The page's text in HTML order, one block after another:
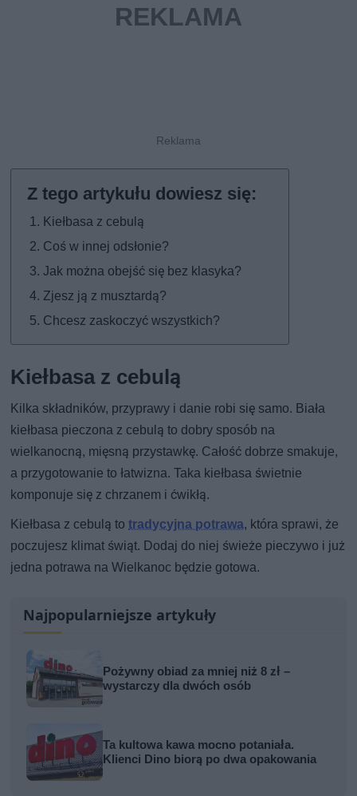
Kiełbasa z cebulą
Coś w innej odsłonie?
Jak można obejść się bez klasyka?
Zjesz ją z musztardą?
Chcesz zaskoczyć wszystkich?
Kiełbasa z cebulą
Kilka składników, przyprawy i danie robi się samo. Biała
kiełbasa pieczona z cebulą to dobry sposób na
wielkanocną, mięsną przystawkę. Całość dobrze smakuje,
a przygotowanie to łatwizna. Taka kiełbasa świetnie
komponuje się z chrzanem i ćwikłą.
Kiełbasa z cebulą totradycyjna potrawa, która sprawi, że
poczujesz klimat świąt. Dodaj do niej świeże pieczywo i już
jedna potrawa na Wielkanoc będzie gotowa.
Najpopularniejsze artykuły
Pożywny obiad za mniej niż 8 zł –
wystarczy dla dwóch osób
Ta kultowa kawa mocno potaniała.
Klienci Dino biorą po dwa opakowania